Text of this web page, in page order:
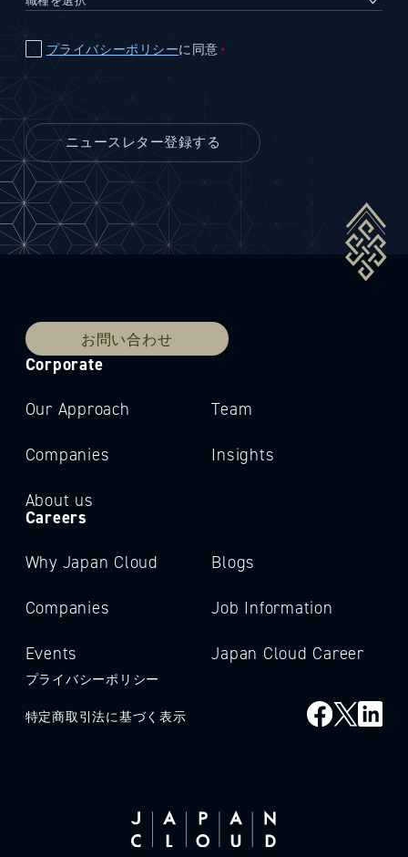
プライバシーポリシーに同意 ＊
お問い合わせ
Corporate
Our Approach
Companies
About us
Team
Insights
Careers
Why Japan Cloud
Companies
Events
Blogs
Job Information
Japan Cloud Career
プライバシーポリシー
特定商取引法に基づく表示